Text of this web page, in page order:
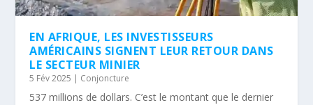
EN AFRIQUE, LES INVESTISSEURS
AMÉRICAINS SIGNENT LEUR RETOUR DANS
LE SECTEUR MINIER
5 Fév 2025 Conjoncture
537 millions de dollars. C’est le montant que le dernier